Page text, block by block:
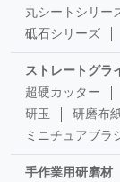
丸シートシリー
砥石シリーズ
ストレートグラ
超硬カッター
研玉
研磨布
ミニチュアブラ
手作業用研磨材